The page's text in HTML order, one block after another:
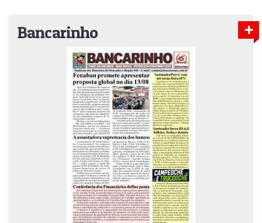
Bancarinho